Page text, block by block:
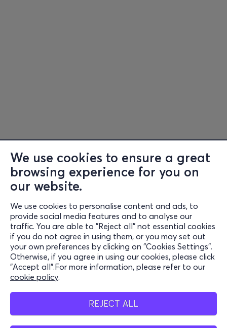
We use cookies to ensure a great
browsing experience for you on
our website.
We use cookies to personalise content and ads, to
provide social media features and to analyse our
traffic. You are able to "Reject all" not essential cookies
if you do not agree in using them, or you may set out
your own preferences by clicking on "Cookies Settings".
Otherwise, if you agree in using our cookies, please click
"Accept all".For more information, please refer to our
cookie policy.
REJECT ALL
Information
Support
Stay Connected
Mobile App